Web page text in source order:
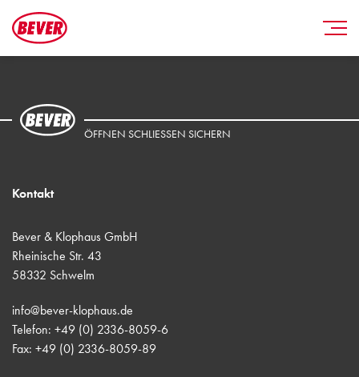
ÖFFNEN SCHLIESSEN SICHERN
Kontakt
Bever & Klophaus GmbH
Rheinische Str. 43
58332 Schwelm
info@bever-klophaus.de
Telefon: +49 (0) 2336-8059-6
Fax: +49 (0) 2336-8059-89